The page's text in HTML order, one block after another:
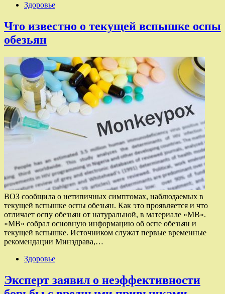
Здоровье
Что известно о текущей вспышке оспы
обезьян
ВОЗ сообщила о нетипичных симптомах, наблюдаемых в
текущей вспышке оспы обезьян. Как это проявляется и что
отличает оспу обезьян от натуральной, в материале «МВ».
«МВ» собрал основную информацию об оспе обезьян и
текущей вспышке. Источником служат первые временные
рекомендации Минздрава,…
Здоровье
Эксперт заявил о неэффективности